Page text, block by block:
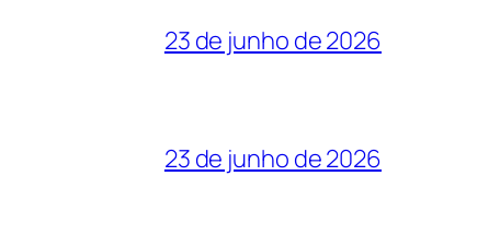
23 de junho de 2026
23 de junho de 2026